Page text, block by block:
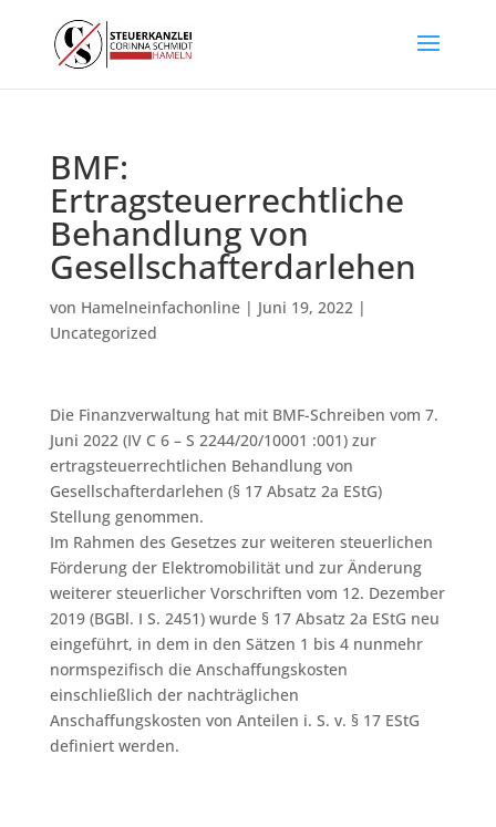
BMF:
Ertragsteuerrechtliche
Behandlung von
Gesellschafterdarlehen
von Hamelneinfachonline| Juni 19, 2022|
Uncategorized
Die Finanzverwaltung hat mit BMF-Schreiben vom 7.
Juni 2022 (IV C 6 – S 2244/20/10001 :001) zur
ertragsteuerrechtlichen Behandlung von
Gesellschafterdarlehen (§ 17 Absatz 2a EStG)
Stellung genommen.
Im Rahmen des Gesetzes zur weiteren steuerlichen
Förderung der Elektromobilität und zur Änderung
weiterer steuerlicher Vorschriften vom 12. Dezember
2019 (BGBl. I S. 2451) wurde § 17 Absatz 2a EStG neu
eingeführt, in dem in den Sätzen 1 bis 4 nunmehr
normspezifisch die Anschaffungskosten
einschließlich der nachträglichen
Anschaffungskosten von Anteilen i. S. v. § 17 EStG
definiert werden.